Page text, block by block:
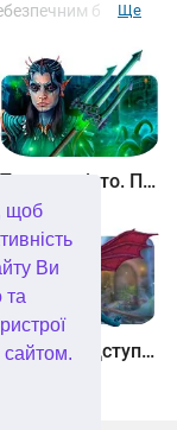
щоб
Ви
та
буде цей
який мріє
головоломки та
лиходія!
Ще
Таємне місто. Підводне царство. колекційне видання
Хімери. Підступи зла. колекційне видання